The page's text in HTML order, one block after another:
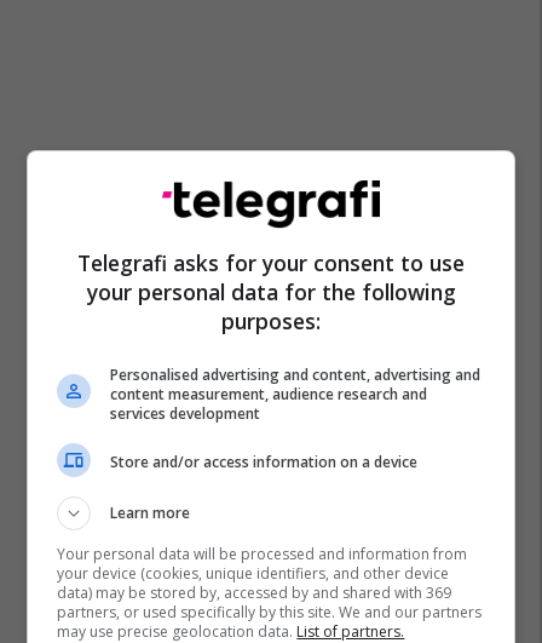
Porsche Alpine Lotus
Telegrafi asks for your consent to use
your personal data for the following
purposes:
Personalised advertising and content, advertising and
content measurement, audience research and
services development
Store and/or access information on a device
Learn more
Your personal data will be processed and information from
your device (cookies, unique identifiers, and other device
data) may be stored by, accessed by and shared with 369
partners, or used specifically by this site. We and our partners
may use precise geolocation data. List of partners.